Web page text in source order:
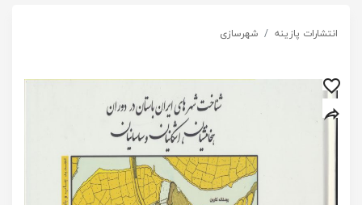
انتشارات پازینه شهرسازی